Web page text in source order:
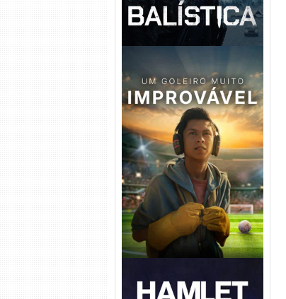
Um Goleiro Muito Improvável
Torrent (2026) WEB-DL 1080p
Dual Áudio